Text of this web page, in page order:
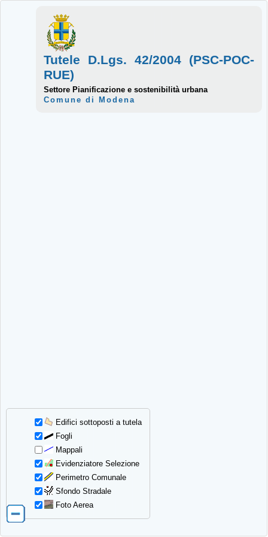
Edifici sottoposti a tutela
Fogli
Mappali
Evidenziatore Selezione
Perimetro Comunale
Sfondo Stradale
Foto Aerea
Tutele D.Lgs. 42/2004 (PSC-POC-
RUE)
Settore Pianificazione e sostenibilità urbana
Comune di Modena